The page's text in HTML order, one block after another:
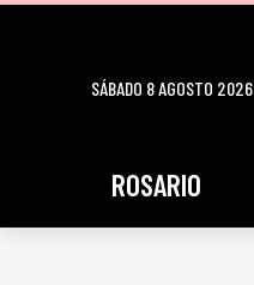
SÁBADO 8 AGOSTO 2026
ROSARIO